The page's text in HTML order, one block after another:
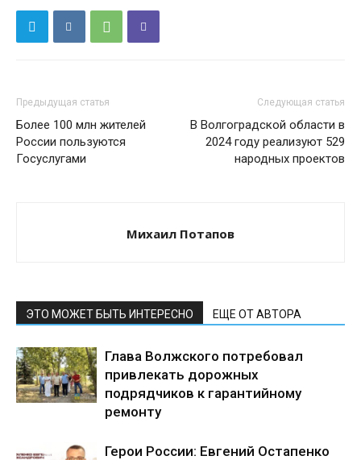
Предыдущая статья
Более 100 млн жителей
России пользуются
Госуслугами
Следующая статья
В Волгоградской области в
2024 году реализуют 529
народных проектов
Михаил Потапов
ЭТО МОЖЕТ БЫТЬ ИНТЕРЕСНО ЕЩЕ ОТ АВТОРА
Глава Волжского потребовал
привлекать дорожных
подрядчиков к гарантийному
ремонту
Герои России: Евгений Остапенко